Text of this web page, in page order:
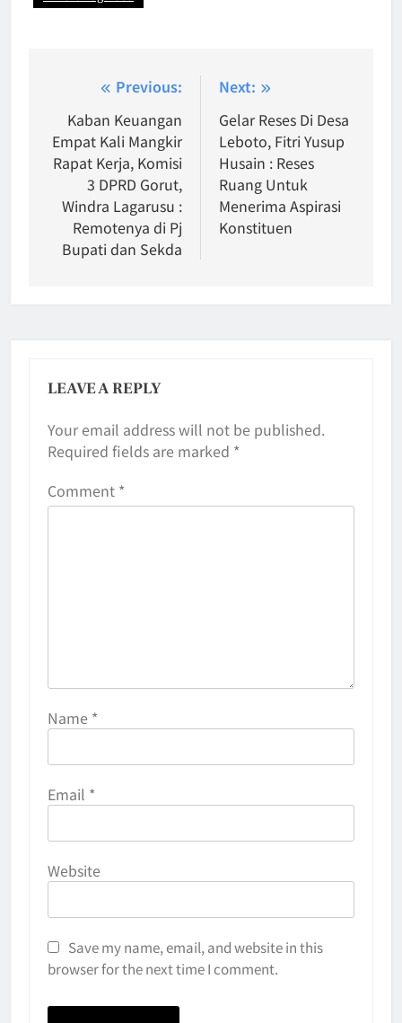
navigation
Previous:
Kaban Keuangan
Empat Kali Mangkir
Rapat Kerja, Komisi
3 DPRD Gorut,
Windra Lagarusu :
Remotenya di Pj
Bupati dan Sekda
Next:
Gelar Reses Di Desa
Leboto, Fitri Yusup
Husain : Reses
Ruang Untuk
Menerima Aspirasi
Konstituen
LEAVE A REPLY
Your email address will not be published.
Required fields are marked *
Comment *
Name *
Email *
Website
Save my name, email, and website in this
browser for the next time I comment.